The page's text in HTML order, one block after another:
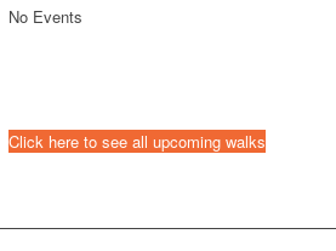
No Events
Click here to see all upcoming walks